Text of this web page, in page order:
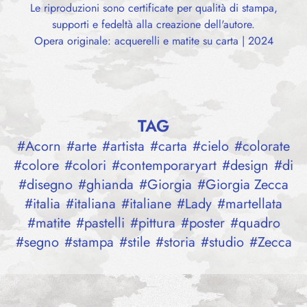
Le riproduzioni sono certificate per qualità di stampa,
supporti e fedeltà alla creazione dell'autore.
Opera originale: acquerelli e matite su carta | 2024
TAG
#Acorn #arte #artista #carta #cielo #colorate
#colore #colori #contemporaryart #design #di
#disegno #ghianda #Giorgia #Giorgia Zecca
#italia #italiana #italiane #Lady #martellata
#matite #pastelli #pittura #poster #quadro
#segno #stampa #stile #storia #studio #Zecca